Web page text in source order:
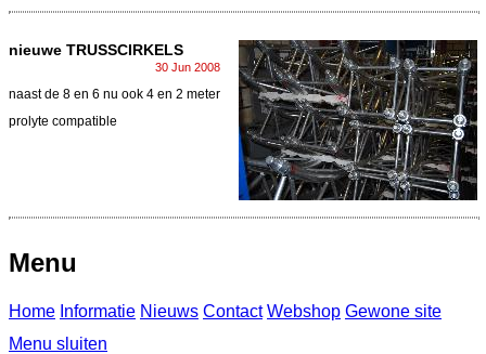
nieuwe TRUSSCIRKELS
30 Jun 2008
naast de 8 en 6 nu ook 4 en 2 meter
prolyte compatible
Menu
Home Informatie Nieuws Contact Webshop Gewone site
Menu sluiten